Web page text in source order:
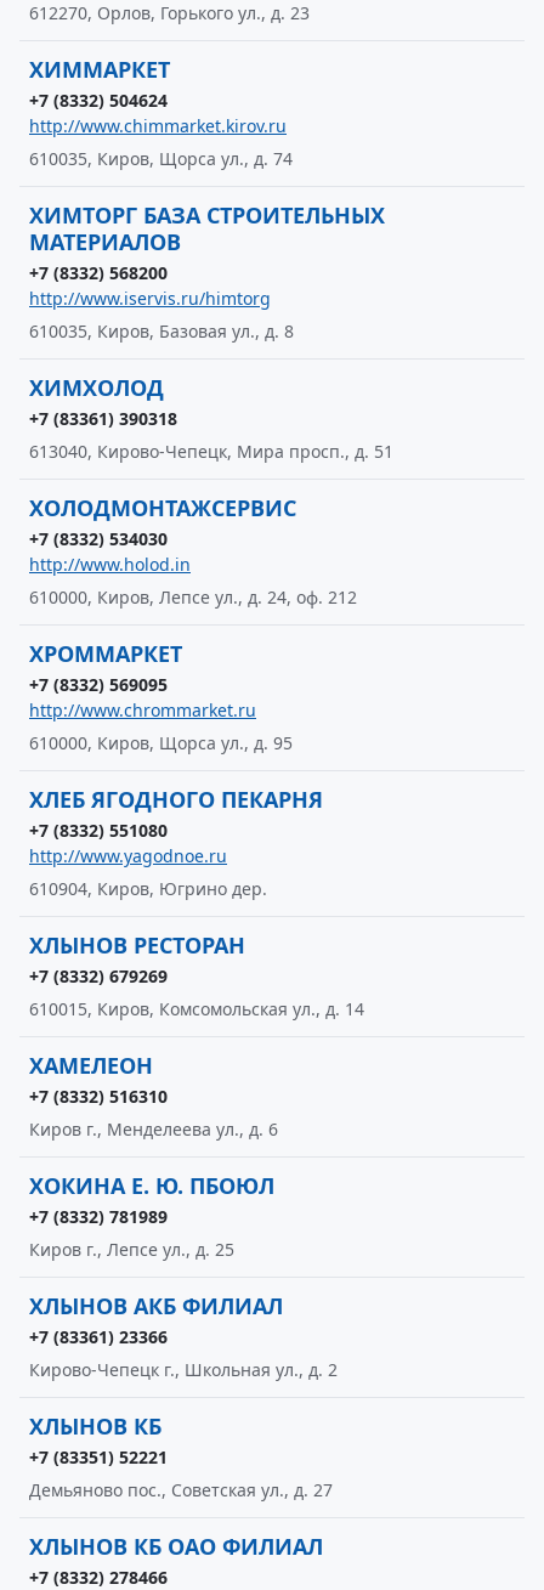
612270, Орлов, Горького ул., д. 23
ХИММАРКЕТ
+7 (8332) 504624
http://www.chimmarket.kirov.ru
610035, Киров, Щорса ул., д. 74
ХИМТОРГ БАЗА СТРОИТЕЛЬНЫХ
МАТЕРИАЛОВ
+7 (8332) 568200
http://www.iservis.ru/himtorg
610035, Киров, Базовая ул., д. 8
ХИМХОЛОД
+7 (83361) 390318
613040, Кирово-Чепецк, Мира просп., д. 51
ХОЛОДМОНТАЖСЕРВИС
+7 (8332) 534030
http://www.holod.in
610000, Киров, Лепсе ул., д. 24, оф. 212
ХРОММАРКЕТ
+7 (8332) 569095
http://www.chrommarket.ru
610000, Киров, Щорса ул., д. 95
ХЛЕБ ЯГОДНОГО ПЕКАРНЯ
+7 (8332) 551080
http://www.yagodnoe.ru
610904, Киров, Югрино дер.
ХЛЫНОВ РЕСТОРАН
+7 (8332) 679269
610015, Киров, Комсомольская ул., д. 14
ХАМЕЛЕОН
+7 (8332) 516310
Киров г., Менделеева ул., д. 6
ХОКИНА Е. Ю. ПБОЮЛ
+7 (8332) 781989
Киров г., Лепсе ул., д. 25
ХЛЫНОВ АКБ ФИЛИАЛ
+7 (83361) 23366
Кирово-Чепецк г., Школьная ул., д. 2
ХЛЫНОВ КБ
+7 (83351) 52221
Демьяново пос., Советская ул., д. 27
ХЛЫНОВ КБ ОАО ФИЛИАЛ
+7 (8332) 278466